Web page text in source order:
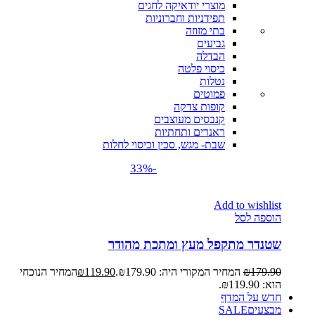
מוצרי יודאיקה לחגים
תפידניות וחברוניות
בתי מזוזה
גביעים
הבדלה
כיסוי פלטה
נטלות
פמוטים
קופות צדקה
קנבסים מעוצבים
ראנרים ותחתיות
שבת- מגש, סכין וכיסוי לחלות
-33%
Add to wishlist
הוספה לסל
שטנדר מתקפל מעץ ומתכת מהודר
₪179.90 המחיר המקורי היה: ₪179.90. ₪119.90
המחיר הנוכחי
הוא: ₪119.90.
חדש על המדף
מבצעיםSALE